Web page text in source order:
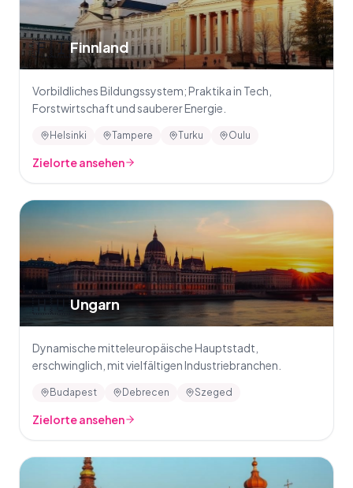
🇫🇮Finnland
Vorbildliches Bildungssystem; Praktika in Tech,
Forstwirtschaft und sauberer Energie.
Helsinki Tampere Turku Oulu
Zielorte ansehen
🇭🇺Ungarn
Dynamische mitteleuropäische Hauptstadt,
erschwinglich, mit vielfältigen Industriebranchen.
Budapest Debrecen Szeged
Zielorte ansehen